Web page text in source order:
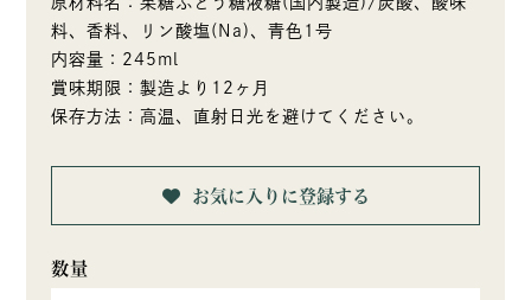
料、香料、リン酸塩(Na)、青色1号
内容量：245ml
賞味期限：製造より12ヶ月
保存方法：高温、直射日光を避けてください。
お気に入りに登録する